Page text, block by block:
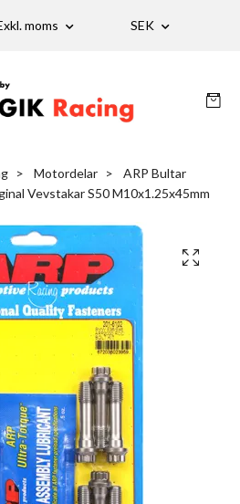
moms SEK
Motordelar
ARP Bultar
Vevstakar S50 M10x1.25x45mm